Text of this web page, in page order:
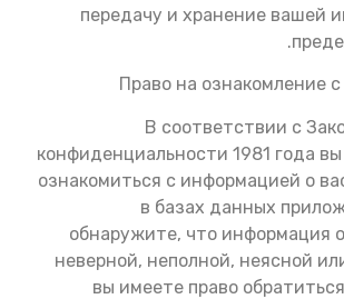
передачу и хранение вашей
Право на ознакомление
В соответствии с
конфиденциальности 1981 года
ознакомиться с информацией о
в базах данных
обнаружите, что информация
неверной, неполной, неясной
вы имеете право